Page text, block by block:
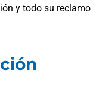
y todo su reclamo